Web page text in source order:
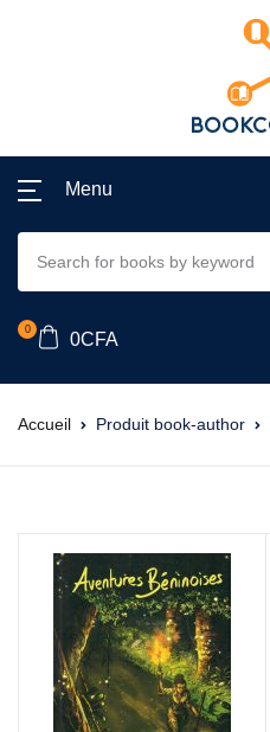
Menu
0
0CFA
Accueil Produit book-author